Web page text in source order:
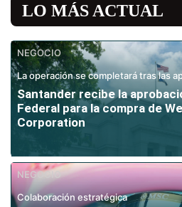
LO MÁS ACTUAL
NEGOCIO
La operación se completará tras las
Santander recibe la
Federal para la compra de
Corporation
NEGOCIO
Colaboración estratégica